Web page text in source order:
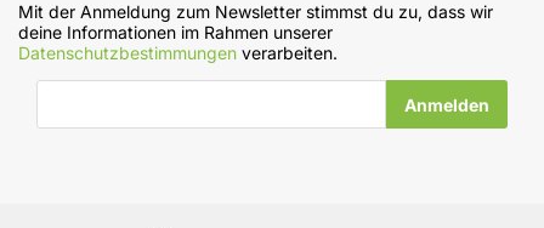
Mit der Anmeldung zum Newsletter stimmst du zu, dass wir
deine Informationen im Rahmen unserer
Datenschutzbestimmungen verarbeiten.
E-Mail-Adresse